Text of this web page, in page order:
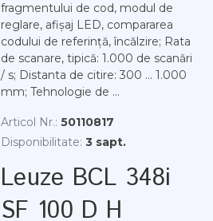
fragmentului de cod, modul de
reglare, afișaj LED, compararea
codului de referință, încălzire; Rata
de scanare, tipică: 1.000 de scanări
/ s; Distanta de citire: 300 ... 1.000
mm; Tehnologie de ...
Articol Nr.: 50110817
Disponibilitate: 3 sapt.
Leuze BCL 348i
SF 100 D H